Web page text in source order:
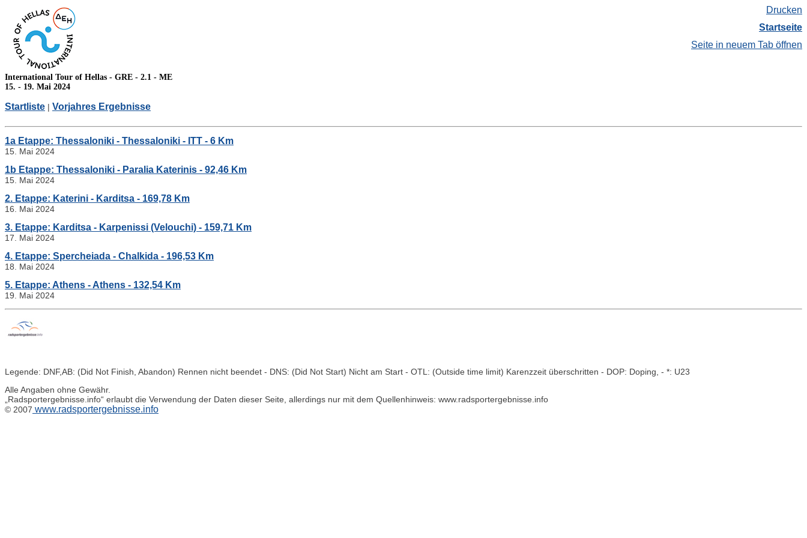
International Tour of Hellas - GRE - 2.1 - ME
15. - 19. Mai 2024
Drucken
Startseite
Seite in neuem Tab öffnen
Startliste | Vorjahres Ergebnisse
1a Etappe: Thessaloniki - Thessaloniki - ITT - 6 Km
15. Mai 2024
1b Etappe: Thessaloniki - Paralia Katerinis - 92,46 Km
15. Mai 2024
2. Etappe: Katerini - Karditsa - 169,78 Km
16. Mai 2024
3. Etappe: Karditsa - Karpenissi (Velouchi) - 159,71 Km
17. Mai 2024
4. Etappe: Spercheiada - Chalkida - 196,53 Km
18. Mai 2024
5. Etappe: Athens - Athens - 132,54 Km
19. Mai 2024
Legende: DNF,AB: (Did Not Finish, Abandon) Rennen nicht beendet - DNS: (Did Not Start) Nicht am Start - OTL: (Outside time limit) Karenzzeit überschritten - DOP: Doping, - *: U23
Alle Angaben ohne Gewähr.
„Radsportergebnisse.info“ erlaubt die Verwendung der Daten dieser Seite, allerdings nur mit dem Quellenhinweis: www.radsportergebnisse.info
© 2007 www.radsportergebnisse.info